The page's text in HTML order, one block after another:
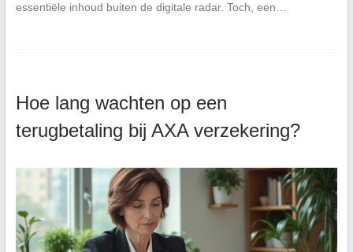
essentiële inhoud buiten de digitale radar. Toch, een…
Hoe lang wachten op een
terugbetaling bij AXA verzekering?